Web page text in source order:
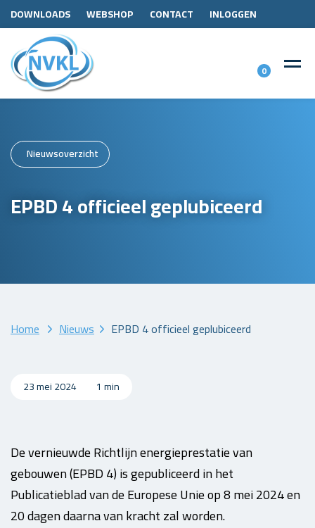
DOWNLOADS WEBSHOP CONTACT INLOGGEN
0
Nieuwsoverzicht
EPBD 4 officieel geplubiceerd
Home Nieuws EPBD 4 officieel geplubiceerd
23 mei 2024 1 min
De vernieuwde Richtlijn energieprestatie van
gebouwen (EPBD 4) is gepubliceerd in het
Publicatieblad van de Europese Unie op 8 mei 2024 en
20 dagen daarna van kracht zal worden.